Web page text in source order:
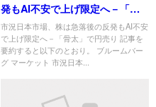
発もAI不安で上げ限定へ－「骨
太」で円売り
市況日本市場、株は急落後の反発もAI不安
で上げ限定へ－「骨太」で円売り 記事を
要約すると以下のとおり。 ブルームバー
グ マーケット 市況日本...